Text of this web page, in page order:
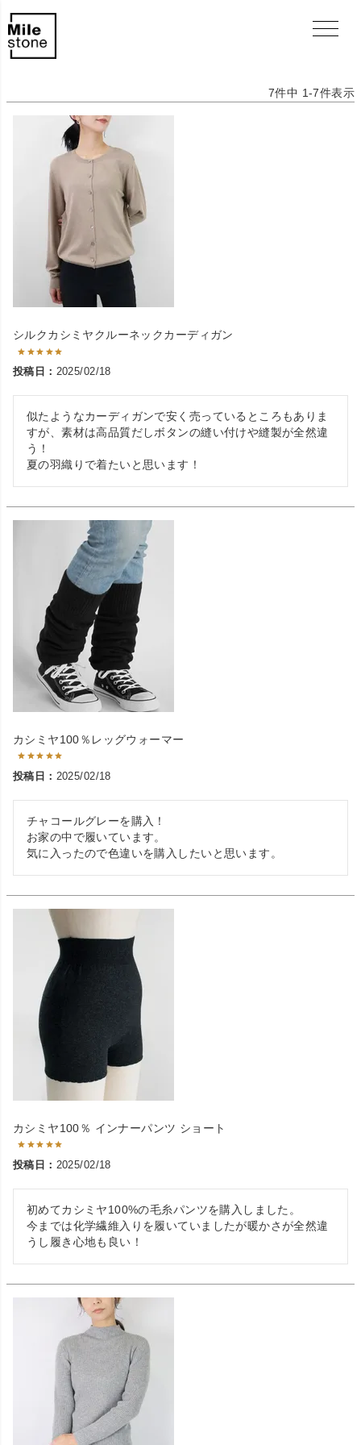
7件中 1-7件表示
シルクカシミヤクルーネックカーディガン
投稿日 2025/02/18
似たようなカーディガンで安く売っているところもありま
すが、素材は高品質だしボタンの縫い付けや縫製が全然違
う！
夏の羽織りで着たいと思います！
カシミヤ100％レッグウォーマー
投稿日 2025/02/18
チャコールグレーを購入！
お家の中で履いています。
気に入ったので色違いを購入したいと思います。
カシミヤ100％ インナーパンツ ショート
投稿日 2025/02/18
初めてカシミヤ100%の毛糸パンツを購入しました。
今までは化学繊維入りを履いていましたが暖かさが全然違
うし履き心地も良い！